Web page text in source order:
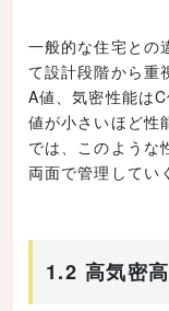
一般的な住宅との
て設計段階から重
A値、気密性能は
値が小さいほど性
では、このような
両面で管理してい
1.2 高気密